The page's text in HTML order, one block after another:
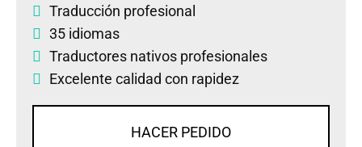
Traducción profesional
35 idiomas
Traductores nativos profesionales
Excelente calidad con rapidez
HACER PEDIDO